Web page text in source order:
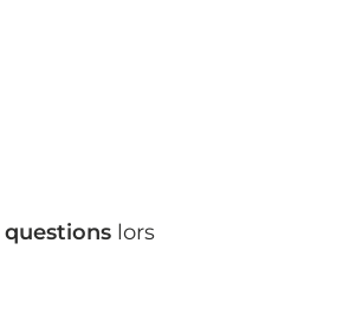
questions lors